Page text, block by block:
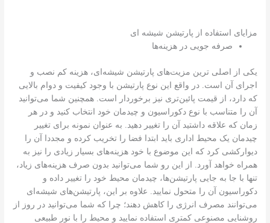
مزایای استفاده از پارتیشن شیشه ای
صرفه جویی در هزینه‌ها
یکی از اصلی ترین مزیت‌های پارتیشن شیشه‌ای، هزینه کم نصب و
اجرای آن است. در واقع این نوع پارتیشن با وجود کیفیت و دوام بالایی
که دارد، از قیمت پائین‌تری نیز برخوردار است. همچنین شما می‌توانید
آن را متناسب با نوع دکوراسیون و چیدمان خود انتخاب کنید و در هر
زمان که علاقه داشتید آن را تغییر دهید. به عنوان نمونه برای تغییر
چیدمان یک محیط اداری باید ابتدا فضا را تخریب کرده و مجددا آن را
دیوارکشی کرد که این موضوع با خود هزینه‌های بسیار زیادی را نیز به
همراه خواهد آورد. از این رو شما می‌توانید بدون صرف هزینه‌های زیاد،
تنها با جا به جایی پارتیشن‌ها، چیدمان محیط خود را تغییر داده و
دکوراسیون آن را متحول نمایید. علاوه بر این، پارتیشن‌های شیشه‌ای
می‌توانند مصرف انرژی را کاهش دهند؛ چرا که شما می‌توانید در روز از
روشنایی مصنوعی کمتری استفاده نمایید و محیط را با نور طبیعی